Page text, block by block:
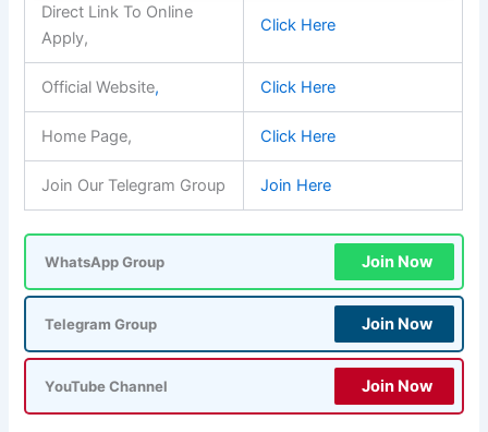
Direct Link To Online
Apply,
Click Here
Official Website, Click Here
Home Page, Click Here
Join Our Telegram Group Join Here
WhatsApp Group Join Now
Telegram Group Join Now
YouTube Channel Join Now